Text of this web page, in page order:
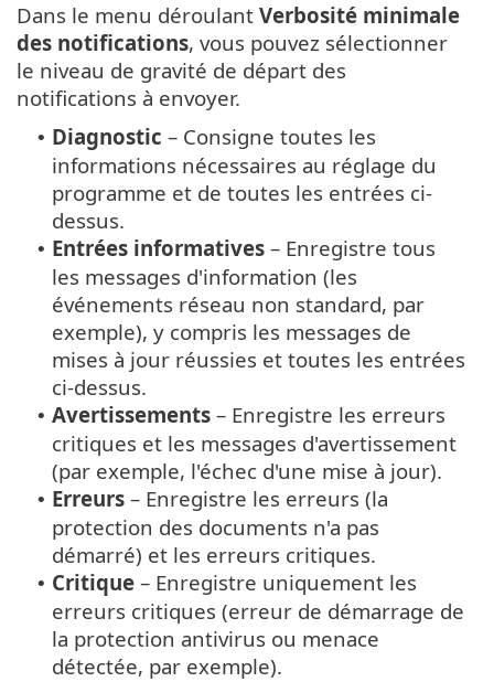
Dans le menu déroulant Verbosité minimale
des notifications, vous pouvez sélectionner
le niveau de gravité de départ des
notifications à envoyer.
• Diagnostic – Consigne toutes les
informations nécessaires au réglage du
programme et de toutes les entrées ci-
dessus.
• Entrées informatives – Enregistre tous
les messages d'information (les
événements réseau non standard, par
exemple), y compris les messages de
mises à jour réussies et toutes les entrées
ci-dessus.
• Avertissements – Enregistre les erreurs
critiques et les messages d'avertissement
(par exemple, l'échec d'une mise à jour).
• Erreurs – Enregistre les erreurs (la
protection des documents n'a pas
démarré) et les erreurs critiques.
• Critique – Enregistre uniquement les
erreurs critiques (erreur de démarrage de
la protection antivirus ou menace
détectée, par exemple).